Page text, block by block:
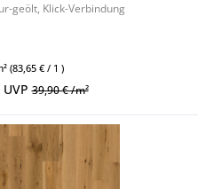
geölt, Klick-Verbindung
(83,65 € / 1 )
UVP39,90 € /m²